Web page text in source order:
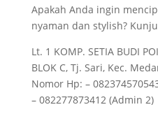
Apakah Anda ingin
nyaman dan stylish?
Lt. 1 KOMP. SETIA BUDI
BLOK C, Tj. Sari, Kec.
Nomor Hp: –
– 082277873412 (Admin 2)